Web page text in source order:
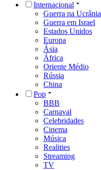
Internacional
Guerra na Ucrânia
Guerra em Israel
Estados Unidos
Europa
Ásia
África
Oriente Médio
Rússia
China
Pop
BBB
Carnaval
Celebridades
Cinema
Música
Realities
Streaming
TV